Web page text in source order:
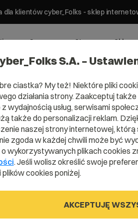
klientów cyber_Folks - sklep
Serwery Strony Sklepy
S.A. –
ciastka? My też! Niektóre pliki
działania strony. Zaakceptuj
wydajnością usług, serwisami
także do personalizacji reklam.
naszej strony internetowej, którą
zgoda w każdej chwili może być
wykorzystywanych plikach cookies
. Jeśli wolisz określić swoje
cookies poniżej.
AKCEPTUJĘ